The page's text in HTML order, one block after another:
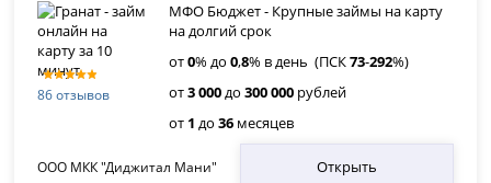
86 отзывов
МФО Бюджет - Крупные займы на карту
на долгий срок
от0% до0,8% в день (ПСК73-292%)
от3 000до300 000 рублей
от 1 до36 месяцев
ООО МКК "Диджитал Мани" Открыть